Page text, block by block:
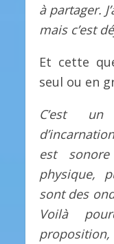
à partager.
mais c’est
Et cette
seul ou en
C’est
est
physique,
sont des
Voilà